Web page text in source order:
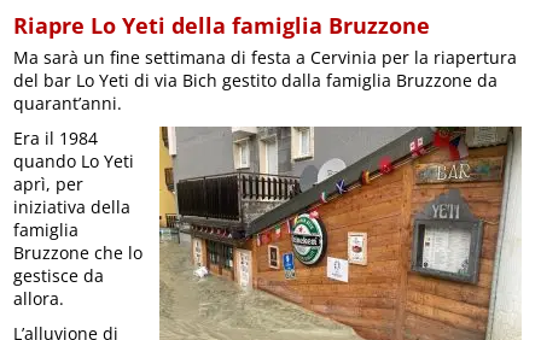
Riapre Lo Yeti della famiglia Bruzzone
Ma sarà un fine settimana di festa a Cervinia per la riapertura
del bar Lo Yeti di via Bich gestito dalla famiglia Bruzzone da
quarant’anni.
Era il 1984
quando Lo Yeti
aprì, per
iniziativa della
famiglia
Bruzzone che lo
gestisce da
allora.
L’alluvione di